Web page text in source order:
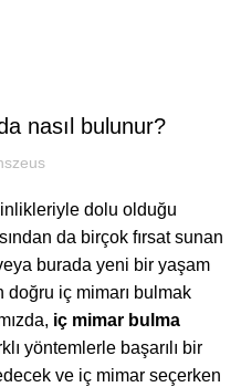
nasıl bulunur?
dolu olduğu
da birçok fırsat sunan
burada yeni bir yaşam
doğru iç mimarı bulmak
iç mimar bulma
yöntemlerle başarılı bir
ve iç mimar seçerken